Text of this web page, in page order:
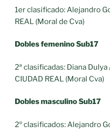
1er clasificado: Alejandro
REAL (Moral de Cva)
Dobles femenino Sub17
2ª clasificadas: Diana
CIUDAD REAL (Moral Cva)
Dobles masculino Sub17
2º clasificados: Alejandro